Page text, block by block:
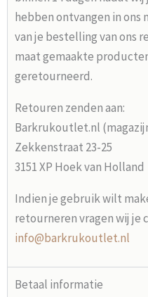
hebben ontvangen in ons
van je bestelling van ons
maat gemaakte
geretourneerd.
Retouren zenden aan:
Barkrukoutlet.nl
Zekkenstraat 23-25
3151 XP Hoek van Holland
Indien je gebruik wilt
retourneren vragen wij je
info@barkrukoutlet.nl
Betaal informatie